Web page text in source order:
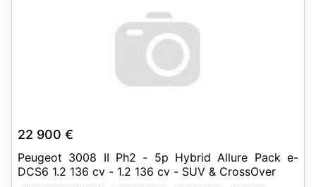
22 900 €
Peugeot 3008 II Ph2 - 5p Hybrid Allure Pack e-
DCS6 1.2 136 cv - 1.2 136 cv - SUV & CrossOver